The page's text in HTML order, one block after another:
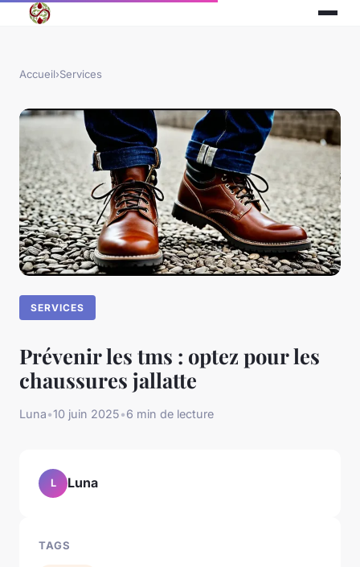
Accueil›Services
SERVICES
Prévenir les tms : optez pour les
chaussures jallatte
Luna•10 juin 2025•6 min de lecture
L Luna
TAGS